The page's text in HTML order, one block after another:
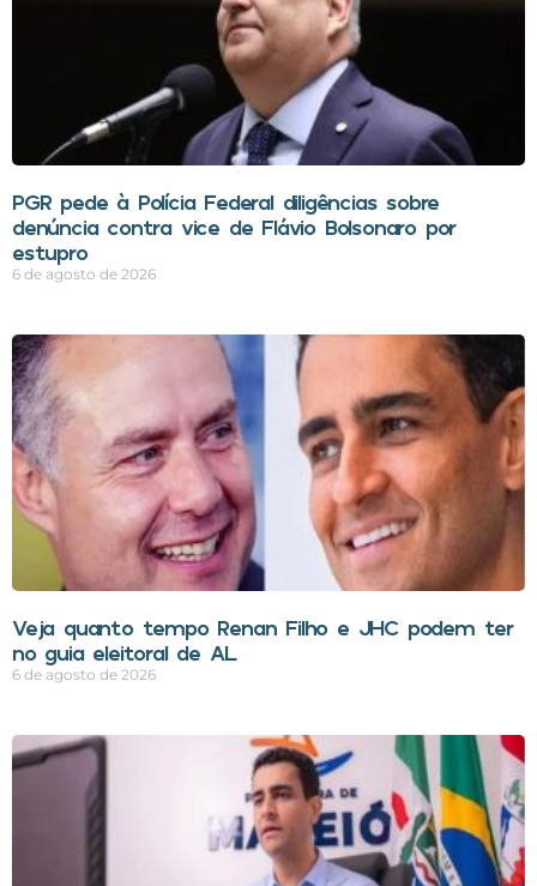
PGR pede à Polícia Federal diligências sobre
denúncia contra vice de Flávio Bolsonaro por
estupro
6 de agosto de 2026
Veja quanto tempo Renan Filho e JHC podem ter
no guia eleitoral de AL
6 de agosto de 2026